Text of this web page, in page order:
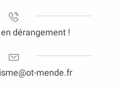
dérangement !
mende.fr